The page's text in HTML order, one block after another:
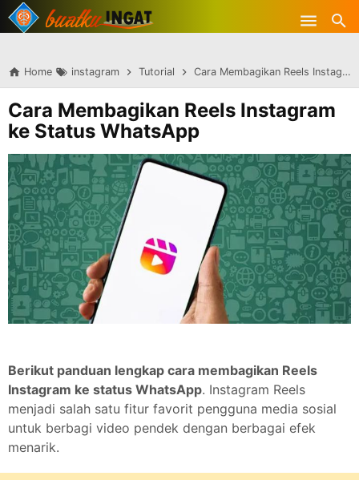
-->
Skip to main content
Home instagram Tutorial Cara Membagikan Reels Instagram ke Status WhatsApp
Cara Membagikan Reels Instagram
ke Status WhatsApp
Berikut panduan lengkap cara membagikan Reels
Instagram ke status WhatsApp. Instagram Reels
menjadi salah satu fitur favorit pengguna media sosial
untuk berbagi video pendek dengan berbagai efek
menarik.